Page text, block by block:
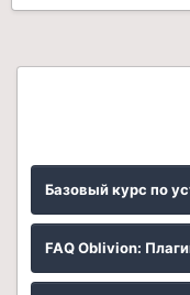
Базовый курс по
FAQ Oblivion: